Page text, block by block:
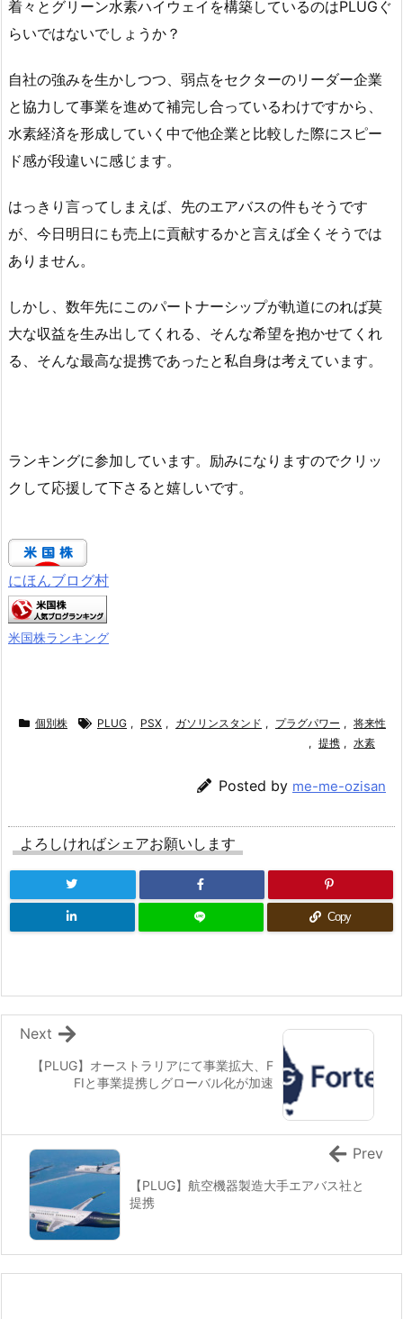
着々とグリーン水素ハイウェイを構築しているのはPLUGぐ
らいではないでしょうか？
自社の強みを生かしつつ、弱点をセクターのリーダー企業
と協力して事業を進めて補完し合っているわけですから、
水素経済を形成していく中で他企業と比較した際にスピー
ド感が段違いに感じます。
はっきり言ってしまえば、先のエアバスの件もそうです
が、今日明日にも売上に貢献するかと言えば全くそうでは
ありません。
しかし、数年先にこのパートナーシップが軌道にのれば莫
大な収益を生み出してくれる、そんな希望を抱かせてくれ
る、そんな最高な提携であったと私自身は考えています。
ランキングに参加しています。励みになりますのでクリッ
クして応援して下さると嬉しいです。
にほんブログ村
米国株ランキング
個別株 PLUG , PSX , ガソリンスタンド , プラグパワー , 将来性
, 提携 , 水素
Posted by me-me-ozisan
よろしければシェアお願いします
Copy
【PLUG】オーストラリアにて事業拡大、F
FIと事業提携しグローバル化が加速
Next
【PLUG】航空機器製造大手エアバス社と
提携
Prev